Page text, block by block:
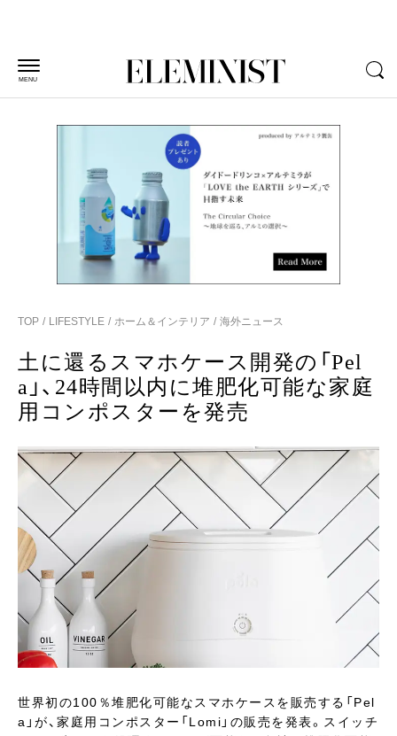
MENU
TOP LIFESTYLE ホーム＆インテリア 海外ニュース
土に還るスマホケース開発の「Pel
a」、24時間以内に堆肥化可能な家庭
用コンポスターを発売
世界初の100％堆肥化可能なスマホケースを販売する「Pel
a」が、家庭用コンポスター「Lomi」の販売を発表。スイッチ